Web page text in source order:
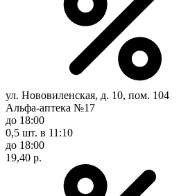
ул. Нововиленская, д. 10, пом. 104
Альфа-аптека №17
до 18:00
0,5 шт. в 11:10
до 18:00
19,40 р.